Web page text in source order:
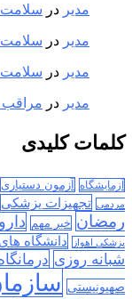
مدیر در سلامت
مدیر در سلامت
مدیر در سلامت
مدیر در مراقب
کلمات کلیدی
آزمایشگاه آزمون دستیاری
مردمی تجهیزات پزشکی
رمضان خبر مهم دارو
پزشکی اهواز
دانشگاه
شبانه روزی
صهیونیستی